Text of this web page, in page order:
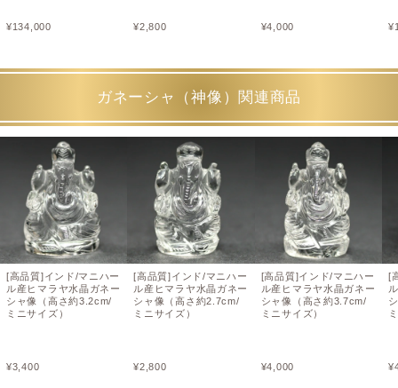
¥134,000 ¥2,800 ¥4,000 ¥
ガネーシャ（神像）関連商品
[高品質]インド/マニハー
ル産ヒマラヤ水晶ガネー
シャ像（高さ約3.2cm/
ミニサイズ）
¥3,400
[高品質]インド/マニハー
ル産ヒマラヤ水晶ガネー
シャ像（高さ約2.7cm/
ミニサイズ）
¥2,800
[高品質]インド/マニハー
ル産ヒマラヤ水晶ガネー
シャ像（高さ約3.7cm/
ミニサイズ）
¥4,000
[
¥